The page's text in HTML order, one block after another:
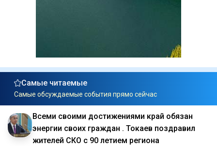
Самые читаемые
Самые обсуждаемые события прямо сейчас
Всеми своими достижениями край обязан
энергии своих граждан . Токаев поздравил
жителей СКО с 90 летием региона